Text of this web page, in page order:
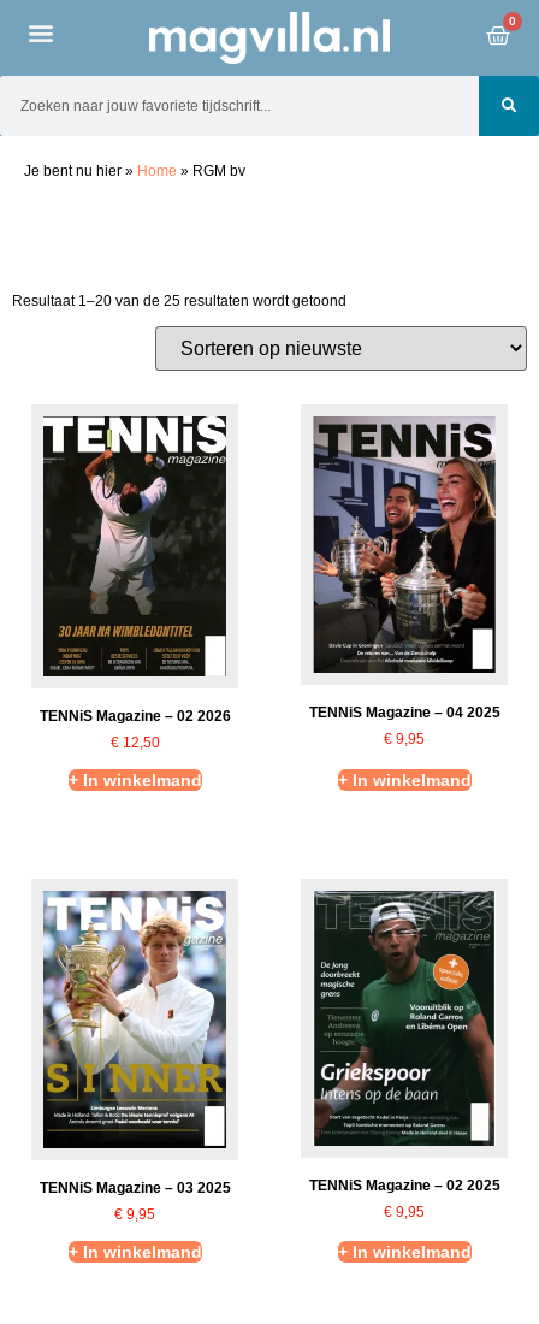
0
Je bent nu hier » Home » RGM bv
Resultaat 1–20 van de 25 resultaten wordt getoond
TENNiS Magazine – 02 2026
€12,50
+ In winkelmand
TENNiS Magazine – 04 2025
€ 9,95
+ In winkelmand
TENNiS Magazine – 03 2025
€ 9,95
+ In winkelmand
TENNiS Magazine – 02 2025
€ 9,95
+ In winkelmand